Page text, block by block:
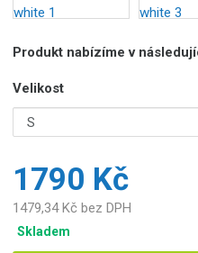
Produkt nabízíme v
Velikost
1790 Kč
1479,34 Kč bez DPH
Skladem